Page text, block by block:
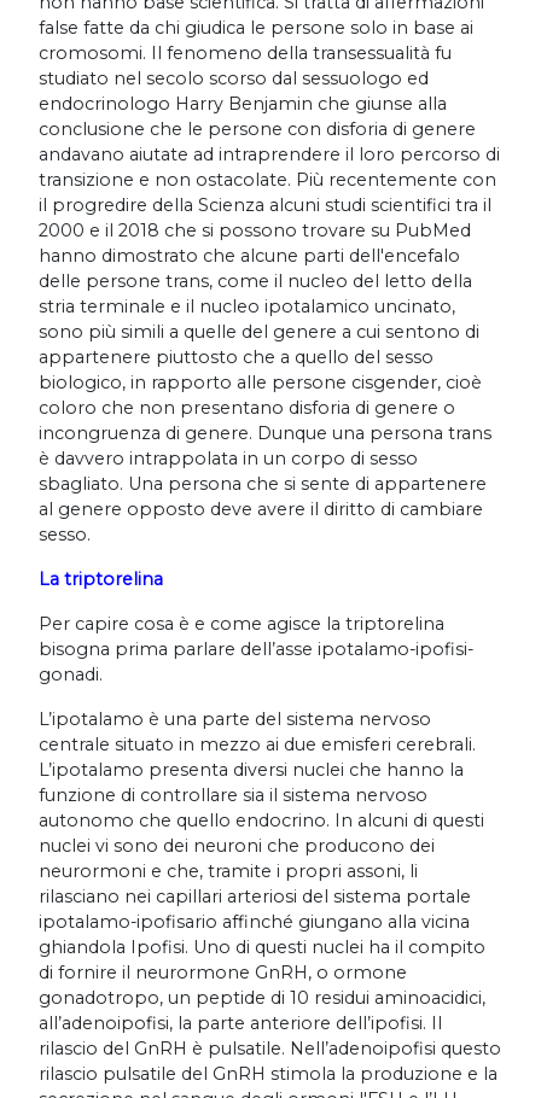
false fatte da chi giudica le persone solo in base ai
cromosomi. Il fenomeno della transessualità fu
studiato nel secolo scorso dal sessuologo ed
endocrinologo Harry Benjamin che giunse alla
conclusione che le persone con disforia di genere
andavano aiutate ad intraprendere il loro percorso di
transizione e non ostacolate. Più recentemente con
il progredire della Scienza alcuni studi scientifici tra il
2000 e il 2018 che si possono trovare su PubMed
hanno dimostrato che alcune parti dell'encefalo
delle persone trans, come il nucleo del letto della
stria terminale e il nucleo ipotalamico uncinato,
sono più simili a quelle del genere a cui sentono di
appartenere piuttosto che a quello del sesso
biologico, in rapporto alle persone cisgender, cioè
coloro che non presentano disforia di genere o
incongruenza di genere. Dunque una persona trans
è davvero intrappolata in un corpo di sesso
sbagliato. Una persona che si sente di appartenere
al genere opposto deve avere il diritto di cambiare
sesso.
La triptorelina
Per capire cosa è e come agisce la triptorelina
bisogna prima parlare dell’asse ipotalamo-ipofisi-
gonadi.
L’ipotalamo è una parte del sistema nervoso
centrale situato in mezzo ai due emisferi cerebrali.
L’ipotalamo presenta diversi nuclei che hanno la
funzione di controllare sia il sistema nervoso
autonomo che quello endocrino. In alcuni di questi
nuclei vi sono dei neuroni che producono dei
neurormoni e che, tramite i propri assoni, li
rilasciano nei capillari arteriosi del sistema portale
ipotalamo-ipofisario affinché giungano alla vicina
ghiandola Ipofisi. Uno di questi nuclei ha il compito
di fornire il neurormone GnRH, o ormone
gonadotropo, un peptide di 10 residui aminoacidici,
all’adenoipofisi, la parte anteriore dell’ipofisi. Il
rilascio del GnRH è pulsatile. Nell’adenoipofisi questo
rilascio pulsatile del GnRH stimola la produzione e la